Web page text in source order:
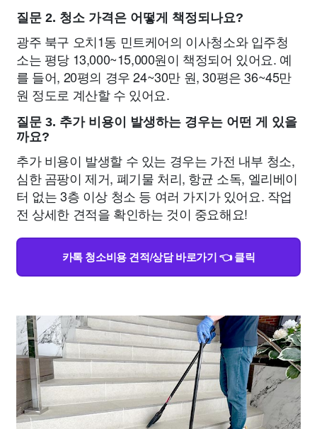
질문 2. 청소 가격은 어떻게 책정되나요?
광주 북구 오치1동 민트케어의 이사청소와 입주청
소는 평당 13,000~15,000원이 책정되어 있어요. 예
를 들어, 20평의 경우 24~30만 원, 30평은 36~45만
원 정도로 계산할 수 있어요.
질문 3. 추가 비용이 발생하는 경우는 어떤 게 있을
까요?
추가 비용이 발생할 수 있는 경우는 가전 내부 청소,
심한 곰팡이 제거, 폐기물 처리, 항균 소독, 엘리베이
터 없는 3층 이상 청소 등 여러 가지가 있어요. 작업
전 상세한 견적을 확인하는 것이 중요해요!
카톡 청소비용 견적/상담 바로가기 👈 클릭